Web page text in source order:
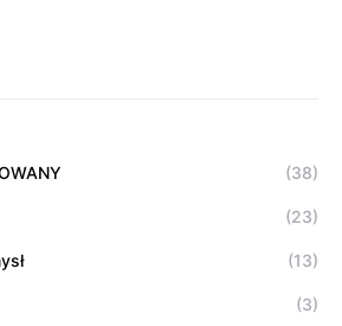
(38)
(23)
(13)
(3)